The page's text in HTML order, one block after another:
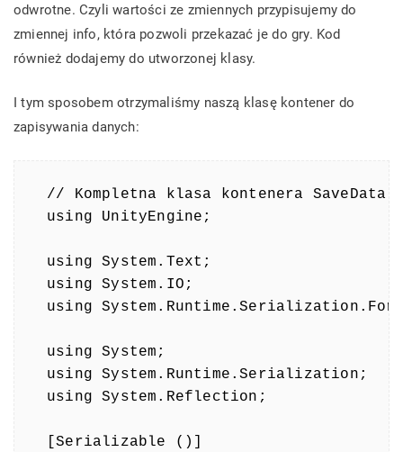
odwrotne. Czyli wartości ze zmiennych przypisujemy do
zmiennej info, która pozwoli przekazać je do gry. Kod
również dodajemy do utworzonej klasy.
I tym sposobem otrzymaliśmy naszą klasę kontener do
zapisywania danych:
// Kompletna klasa kontenera SaveData
using UnityEngine;
using System.Text;
using System.IO;
using
using System;
using System.Runtime.Serialization;
using System.Reflection;
[Serializable ()]